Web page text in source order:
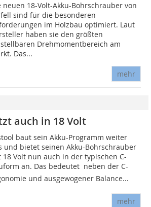
neuen 18-Volt-Akku-Bohrschrauber von
sind für die besonderen
im Holzbau optimiert. Laut
haben sie den größten
Drehmomentbereich am
Das...
mehr
auch in 18 Volt
baut sein Akku-Programm weiter
und bietet seinen Akku-Bohrschrauber
18 Volt nun auch in der typischen C-
an. Das bedeutet  neben der C-
und ausgewogener Balance...
mehr